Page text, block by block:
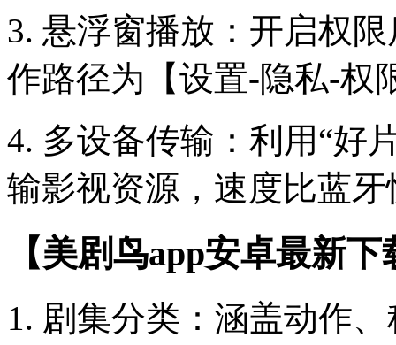
3. 悬浮窗播放：开启权
作路径为【设置-隐私-权
4. 多设备传输：利用“好
输影视资源，速度比蓝牙
【美剧鸟app安卓最新
1. 剧集分类：涵盖动作